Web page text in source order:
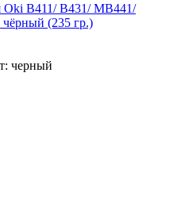
Oki B411/ B431/ MB441/
(235 гр.)
черный